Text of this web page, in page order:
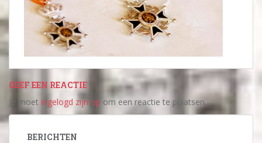
GEEF EEN REACTIE
Je moet ingelogd zijn op om een reactie te plaatsen.
BERICHTEN